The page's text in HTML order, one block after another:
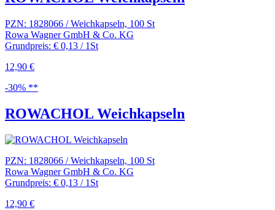
PZN: 1828066 / Weichkapseln, 100 St
Rowa Wagner GmbH & Co. KG
Grundpreis: € 0,13 / 1St
12,90 €
-30% **
ROWACHOL Weichkapseln
PZN: 1828066 / Weichkapseln, 100 St
Rowa Wagner GmbH & Co. KG
Grundpreis: € 0,13 / 1St
12,90 €